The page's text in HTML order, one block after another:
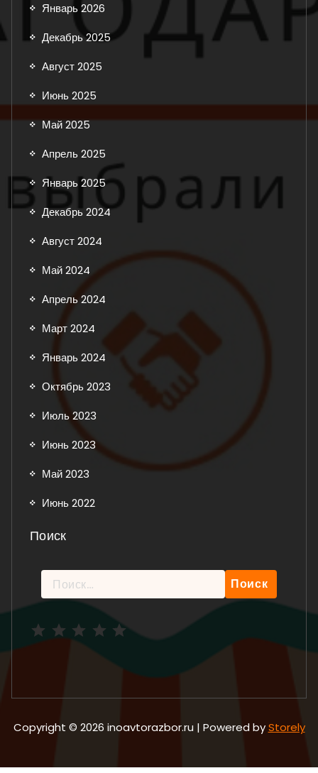
Январь 2026
Декабрь 2025
Август 2025
Июнь 2025
Май 2025
Апрель 2025
Январь 2025
Декабрь 2024
Август 2024
Май 2024
Апрель 2024
Март 2024
Январь 2024
Октябрь 2023
Июль 2023
Июнь 2023
Май 2023
Июнь 2022
Поиск
Найти:
Copyright © 2026 inoavtorazbor.ru | Powered byStorely